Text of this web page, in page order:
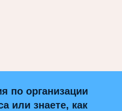
по организации
или знаете, как